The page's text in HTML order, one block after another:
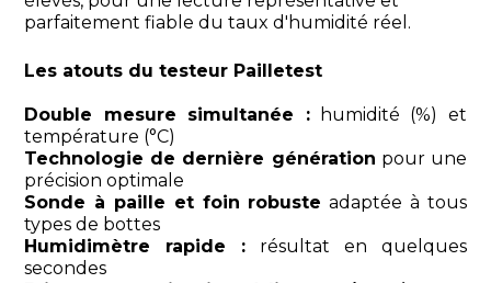
parfaitement fiable du taux d'humidité réel.
Les atouts du testeur Pailletest
Double mesure simultanée :humidité (%) et
température (°C)
Technologie de dernière génération pour une
précision optimale
Sonde à paille et foin robuste adaptée à tous
types de bottes
Humidimètre rapide : résultat en quelques
secondes